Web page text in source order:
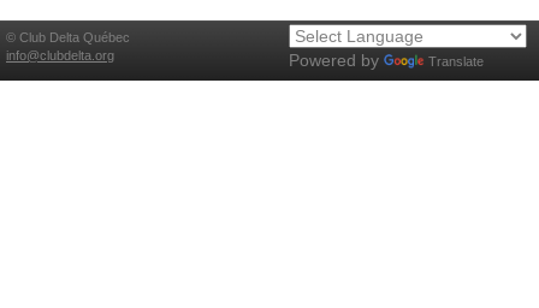
© Club Delta Québec
info@clubdelta.org
Powered by Translate